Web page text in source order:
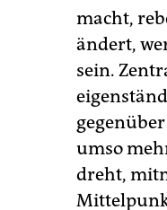
macht,
ändert,
sein.
umso
dreht,